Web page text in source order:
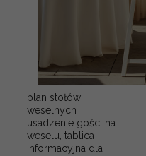
plan stołów
weselnych
usadzenie gości na
weselu, tablica
informacyjna dla